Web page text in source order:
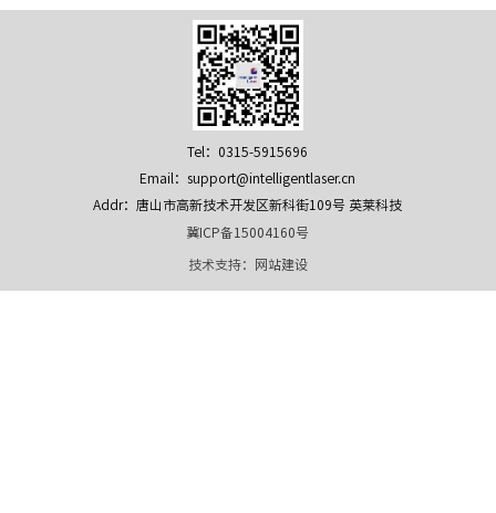
Tel：0315-5915696
Email：support@intelligentlaser.cn
Addr：唐山市高新技术开发区新科街109号 英莱科技
冀ICP备15004160号
技术支持： 网站建设